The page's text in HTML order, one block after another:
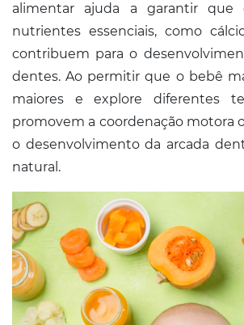
alimentar ajuda a garantir que
nutrientes essenciais, como
contribuem para o
dentes. Ao permitir que o bebê
maiores e explore diferentes
promovem a coordenação motora
o desenvolvimento da arcada
natural.